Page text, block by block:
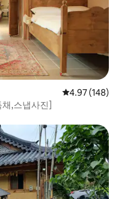
평점 4.97점(5
4.97 (148)
,스냅사진]